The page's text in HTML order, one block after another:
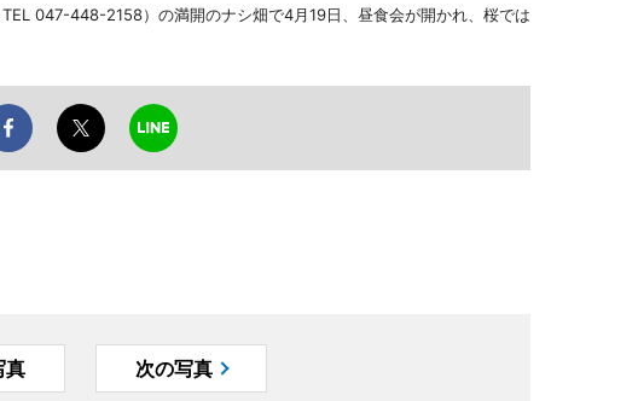
047-448-2158）の満開のナシ畑で4月19日、昼食会が開かれ、桜では
真 次の写真